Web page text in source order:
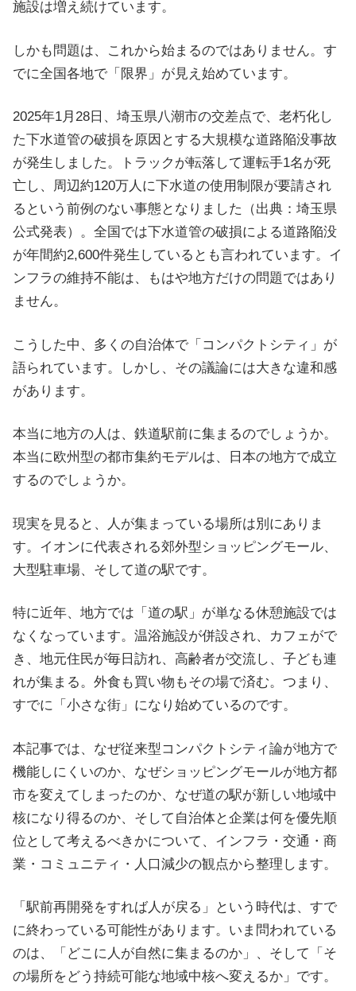
た、
治
体
進
め
る
を
中
と
た
新
し
取
り
組
に
つ
い
も
ご
紹
介
し
す。
施設は増え続けています。
しかも問題は、これから始まるのではありません。す
でに全国各地で「限界」が見え始めています。
2025年1月28日、埼玉県八潮市の交差点で、老朽化し
た下水道管の破損を原因とする大規模な道路陥没事故
が発生しました。トラックが転落して運転手1名が死
亡し、周辺約120万人に下水道の使用制限が要請され
るという前例のない事態となりました（出典：埼玉県
公式発表）。全国では下水道管の破損による道路陥没
が年間約2,600件発生しているとも言われています。イ
ンフラの維持不能は、もはや地方だけの問題ではあり
ません。
こうした中、多くの自治体で「コンパクトシティ」が
語られています。しかし、その議論には大きな違和感
があります。
本当に地方の人は、鉄道駅前に集まるのでしょうか。
本当に欧州型の都市集約モデルは、日本の地方で成立
するのでしょうか。
現実を見ると、人が集まっている場所は別にありま
す。イオンに代表される郊外型ショッピングモール、
大型駐車場、そして道の駅です。
特に近年、地方では「道の駅」が単なる休憩施設では
なくなっています。温浴施設が併設され、カフェがで
き、地元住民が毎日訪れ、高齢者が交流し、子ども連
れが集まる。外食も買い物もその場で済む。つまり、
すでに「小さな街」になり始めているのです。
本記事では、なぜ従来型コンパクトシティ論が地方で
機能しにくいのか、なぜショッピングモールが地方都
市を変えてしまったのか、なぜ道の駅が新しい地域中
核になり得るのか、そして自治体と企業は何を優先順
位として考えるべきかについて、インフラ・交通・商
業・コミュニティ・人口減少の観点から整理します。
「駅前再開発をすれば人が戻る」という時代は、すで
に終わっている可能性があります。いま問われている
のは、「どこに人が自然に集まるのか」、そして「そ
の場所をどう持続可能な地域中核へ変えるか」です。